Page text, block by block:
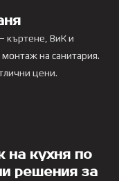
къртене, ВиК и
на санитария.
цени.
на кухня по
решения за